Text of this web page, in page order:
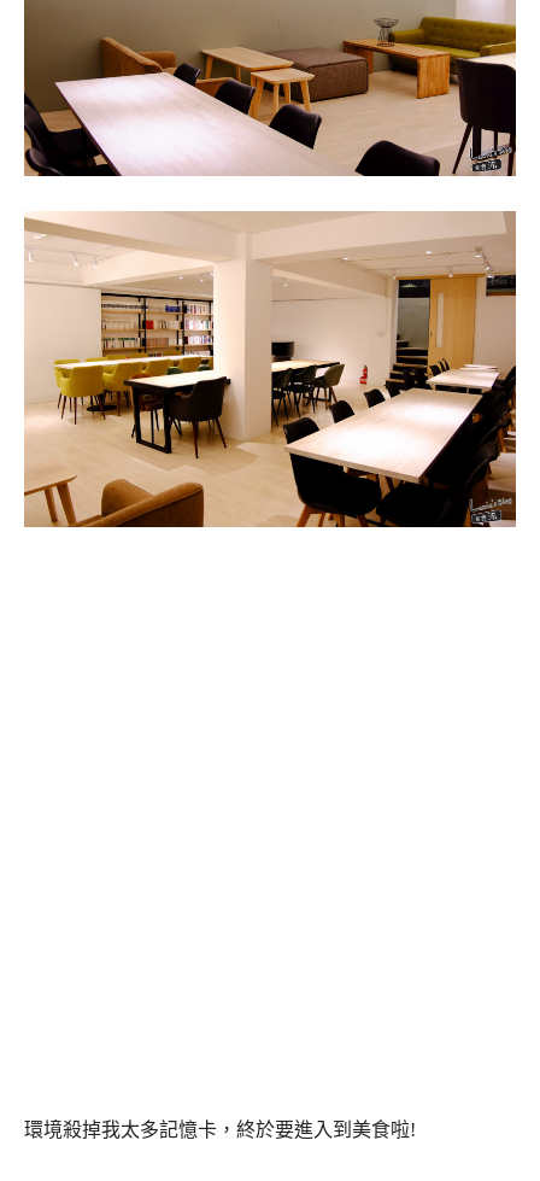
環境殺掉我太多記憶卡，終於要進入到美食啦!